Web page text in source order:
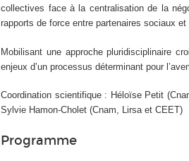
collectives face à la centralisation de la
rapports de force entre partenaires sociaux
Mobilisant une approche pluridisciplinaire
enjeux d’un processus déterminant pour
Coordination scientifique : Héloïse Petit
Sylvie Hamon-Cholet (Cnam, Lirsa et CEET)
Programme